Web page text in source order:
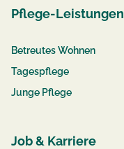
Pflege-Leistungen
Betreutes Wohnen
Tagespflege
Junge Pflege
Job & Karriere